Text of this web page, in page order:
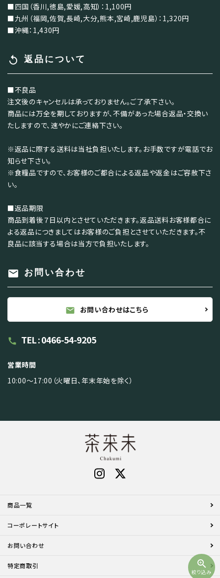
zoom_in
絞り込み
■四国（香川,徳島,愛媛,高知）：1,100円
■九州（福岡,佐賀,長崎,大分,熊本,宮崎,鹿児島）：1,320円
■沖縄：1,430円
replay 返品について
■不良品
注文後のキャンセルは承っておりません。ご了承下さい。
商品には万全を期しておりますが、不備があった場合返品・交換い
たしますので、速やかにご連絡下さい。
※返品に際する送料は当社負担いたします。お手数ですが電話でお
知らせ下さい。
※食糧品ですので、お客様のご都合による返品や返金はご容赦下さ
い。
■返品期限
商品到着後７日以内とさせていただきます。返品送料お客様都合に
よる返品につきましてはお客様のご負担とさせていただきます。不
良品に該当する場合は当方で負担いたします。
mail お問い合わせ
mail お問い合わせはこちら
call TEL : 0466-54-9205
営業時間
10:00～17:00（火曜日、年末年始を除く）
商品一覧
コーポレートサイト
お問い合わせ
特定商取引